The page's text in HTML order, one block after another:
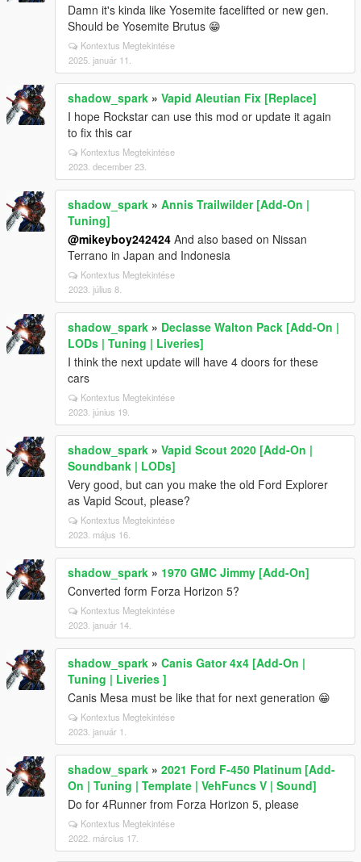
Damn it's kinda like Yosemite facelifted or new gen.
Should be Yosemite Brutus 😁
Kontextus Megtekintése
2025. január 11.
shadow_spark » Vapid Aleutian Fix [Replace]
I hope Rockstar can use this mod or update it again
to fix this car
Kontextus Megtekintése
2023. december 23.
shadow_spark » Annis Trailwilder [Add-On |
Tuning]
@mikeyboy242424 And also based on Nissan
Terrano in Japan and Indonesia
Kontextus Megtekintése
2023. július 8.
shadow_spark » Declasse Walton Pack [Add-On |
LODs | Tuning | Liveries]
I think the next update will have 4 doors for these
cars
Kontextus Megtekintése
2023. június 19.
shadow_spark » Vapid Scout 2020 [Add-On |
Soundbank | LODs]
Very good, but can you make the old Ford Explorer
as Vapid Scout, please?
Kontextus Megtekintése
2023. május 16.
shadow_spark » 1970 GMC Jimmy [Add-On]
Converted form Forza Horizon 5?
Kontextus Megtekintése
2023. január 14.
shadow_spark » Canis Gator 4x4 [Add-On |
Tuning | Liveries ]
Canis Mesa must be like that for next generation 😁
Kontextus Megtekintése
2023. január 1.
shadow_spark » 2021 Ford F-450 Platinum [Add-
On | Tuning | Template | VehFuncs V | Sound]
Do for 4Runner from Forza Horizon 5, please
Kontextus Megtekintése
2022. március 17.